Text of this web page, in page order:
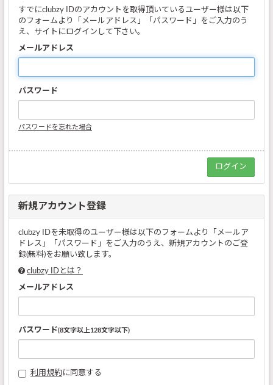
すでにclubzy IDのアカウントを取得頂いているユーザー様は以下
のフォームより「メールアドレス」「パスワード」をご入力のう
え、サイトにログインして下さい。
メールアドレス
パスワード
パスワードを忘れた場合
新規アカウント登録
clubzy IDを未取得のユーザー様は以下のフォームより「メールア
ドレス」「パスワード」をご入力のうえ、新規アカウントのご登
録(無料)をお願い致します。
clubzy IDとは？
メールアドレス
パスワード(8文字以上128文字以下)
利用規約に同意する